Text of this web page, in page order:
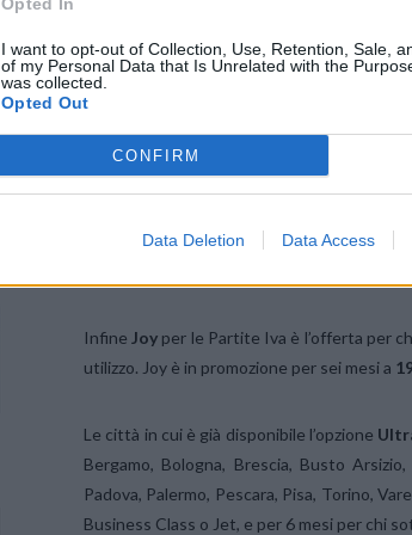
I want to opt-out of Collection, Use, Retention, Sale,
of my Personal Data that Is Unrelated with the
was collected.
Opted Out
CONFIRM
Data Deletion Data Access
contributo di attivazione sono gratuiti.
previsto uno sconto di 5 euro al mese.
delle esigenze delle aziende con il servizio
Per chi utilizza poco il telefono fisso,
esclusa), con Internet illimitato e telefonate
Chi acquistaBusiness ClassoJete ha
richiederla pagando solo un contributo di
InfineJoy per le Partite Iva è l’offerta per
utilizzo. Joy è in promozione per sei mesi a
Le città in cui è già disponibile l’opzione
Bergamo, Bologna, Brescia, Busto
Padova, Palermo, Pescara, Pisa, Torino,
Business Class o Jet, e per 6 mesi per chi